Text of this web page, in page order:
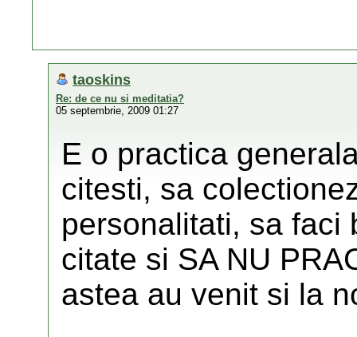
taoskins
Re: de ce nu si meditatia?
05 septembrie, 2009 01:27
E o practica
citesti, sa
personalitati, sa faci
citate si SA NU
astea au venit si la